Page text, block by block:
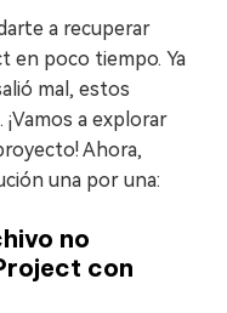
a recuperar
en poco tiempo. Ya
mal, estos
a explorar
Ahora,
una por una:
no
con